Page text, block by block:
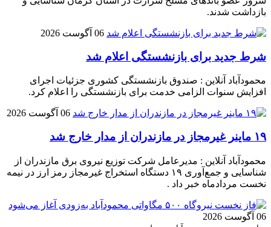
بازداشت شدند.
06 آگوست 2026
شرط جدید برای بازنشستگی اعلام شد
محمودآباد آنلاین : صندوق بازنشستگی کشوری جزئیات اجرای
افزایش سنوات الزامی خدمت برای بازنشستگی را اعلام کرد.
06 آگوست 2026
۱۹ ماینر غیرمجاز در مازندران از مدار خارج شد
محمودآباد آنلاین : مدیرعامل شرکت توزیع نیروی برق مازندران از
شناسایی و جمع‌آوری ۱۹ دستگاه استخراج غیرمجاز رمز ارز در نیمه
نخست مردادماه خبر داد .
06 آگوست 2026